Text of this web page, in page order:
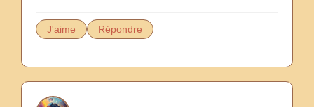
J'aime Répondre